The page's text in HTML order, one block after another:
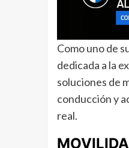
Como uno de
dedicada a la
soluciones de
conducción y
real.